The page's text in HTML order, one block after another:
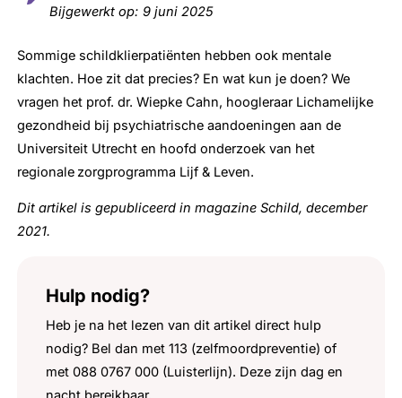
Bijgewerkt op: 9 juni 2025
Sommige schildklierpatiënten hebben ook mentale
klachten. Hoe zit dat precies? En wat kun je doen? We
vragen het prof. dr. Wiepke Cahn, hoogleraar Lichamelijke
gezondheid bij psychiatrische aandoeningen aan de
Universiteit Utrecht en hoofd onderzoek van het
regionale zorgprogramma Lijf & Leven.
Dit artikel is gepubliceerd in magazine Schild, december
2021.
Hulp nodig?
Heb je na het lezen van dit artikel direct hulp
nodig? Bel dan met 113 (zelfmoordpreventie) of
met 088 0767 000 (Luisterlijn). Deze zijn dag en